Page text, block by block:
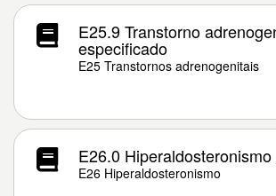
E25.9 Transtorno
especificado
E25 Transtornos adrenogenitais
E26.0
E26 Hiperaldosteronismo